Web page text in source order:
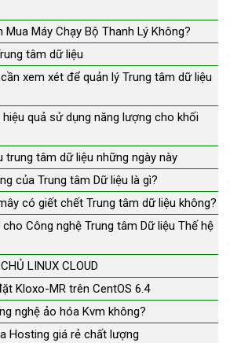
Mua Máy Chạy Bộ Thanh Lý Không?
tâm dữ liệu
xem xét để quản lý Trung tâm dữ liệu
quả sử dụng năng lượng cho khối
trung tâm dữ liệu những ngày này
của Trung tâm Dữ liệu là gì?
có giết chết Trung tâm dữ liệu không?
Công nghệ Trung tâm Dữ liệu Thế hệ
LINUX CLOUD
Kloxo-MR trên CentOS 6.4
nghệ ảo hóa Kvm không?
Hosting giá rẻ chất lượng